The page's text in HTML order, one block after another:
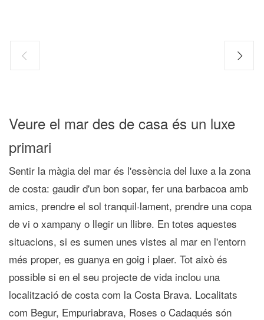
Veure el mar des de casa és un luxe
primari
Sentir la màgia del mar és l'essència del luxe a la zona
de costa: gaudir d'un bon sopar, fer una barbacoa amb
amics, prendre el sol tranquil·lament, prendre una copa
de vi o xampany o llegir un llibre. En totes aquestes
situacions, si es sumen unes vistes al mar en l'entorn
més proper, es guanya en goig i plaer. Tot això és
possible si en el seu projecte de vida inclou una
localització de costa com la Costa Brava. Localitats
com Begur, Empuriabrava, Roses o Cadaqués són